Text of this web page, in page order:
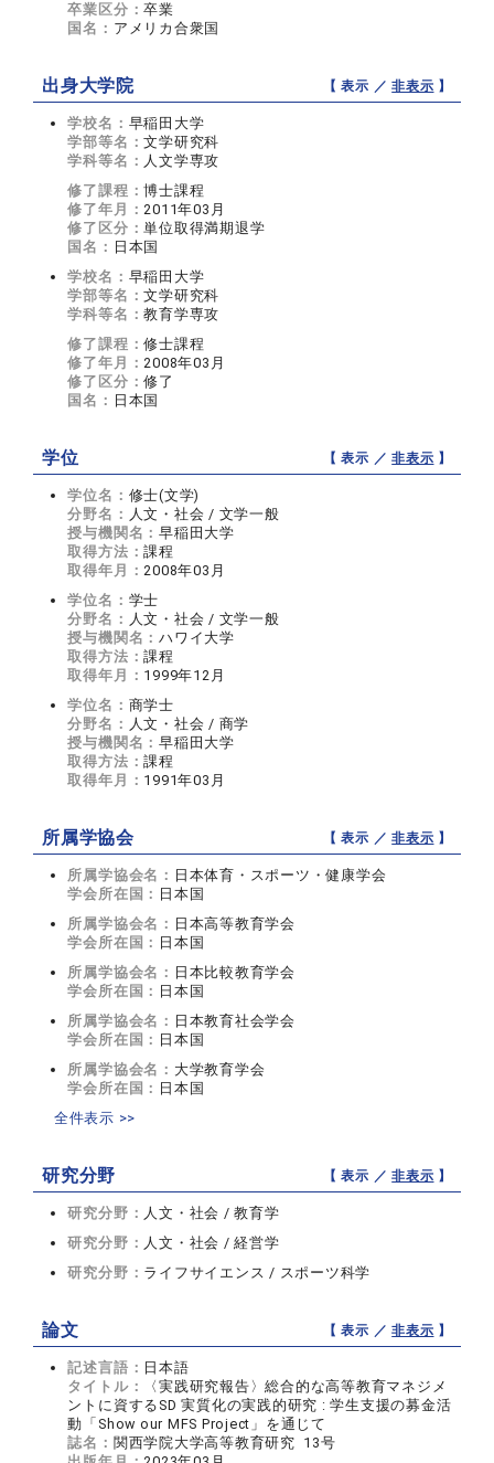
卒業区分：卒業
国名： アメリカ合衆国
出身大学院 【 表示 ／非表示 】
学校名： 早稲田大学
学部等名：文学研究科
学科等名： 人文学専攻
修了課程：博士課程
修了年月：2011年03月
修了区分：単位取得満期退学
国名： 日本国
学校名： 早稲田大学
学部等名：文学研究科
学科等名：教育学専攻
修了課程：修士課程
修了年月：2008年03月
修了区分：修了
国名： 日本国
学位 【 表示 ／非表示 】
学位名： 修士(文学)
分野名： 人文・社会 / 文学一般
授与機関名：早稲田大学
取得方法：課程
取得年月：2008年03月
学位名： 学士
分野名： 人文・社会 / 文学一般
授与機関名：ハワイ大学
取得方法：課程
取得年月： 1999年12月
学位名： 商学士
分野名： 人文・社会 / 商学
授与機関名：早稲田大学
取得方法：課程
取得年月： 1991年03月
所属学協会 【 表示 ／非表示 】
所属学協会名： 日本体育・スポーツ・健康学会
学会所在国： 日本国
所属学協会名： 日本高等教育学会
学会所在国： 日本国
所属学協会名： 日本比較教育学会
学会所在国： 日本国
所属学協会名： 日本教育社会学会
学会所在国： 日本国
所属学協会名： 大学教育学会
学会所在国： 日本国
全件表示 >>
研究分野 【 表示 ／非表示 】
研究分野： 人文・社会 / 教育学
研究分野： 人文・社会 / 経営学
研究分野： ライフサイエンス / スポーツ科学
論文 【 表示 ／非表示 】
記述言語： 日本語
タイトル：
〈実践研究報告〉総合的な高等教育マネジメ
ントに資するSD 実質化の実践的研究 : 学生支援の募金活
動「Show our MFS Project」を通じて
誌名： 関西学院大学高等教育研究 13号